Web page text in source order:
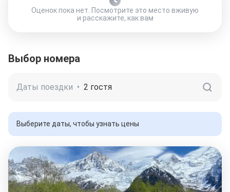
Оценок пока нет. Посмотрите это место вживую
и расскажите, как вам
Выбор номера
Даты поездки • 2 гостя
Выберите даты, чтобы узнать цены